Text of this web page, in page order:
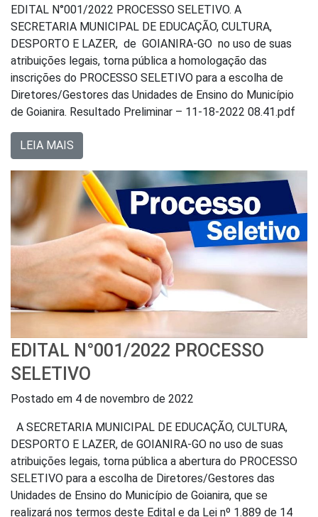
EDITAL N°001/2022 PROCESSO SELETIVO. A
SECRETARIA MUNICIPAL DE EDUCAÇÃO, CULTURA,
DESPORTO E LAZER, de GOIANIRA-GO no uso de suas
atribuições legais, torna pública a homologação das
inscrições do PROCESSO SELETIVO para a escolha de
Diretores/Gestores das Unidades de Ensino do Município
de Goianira. Resultado Preliminar – 11-18-2022 08.41.pdf
LEIA MAIS
EDITAL N°001/2022 PROCESSO
SELETIVO
Postado em 4 de novembro de 2022
A SECRETARIA MUNICIPAL DE EDUCAÇÃO, CULTURA,
DESPORTO E LAZER, de GOIANIRA-GO no uso de suas
atribuições legais, torna pública a abertura do PROCESSO
SELETIVO para a escolha de Diretores/Gestores das
Unidades de Ensino do Município de Goianira, que se
realizará nos termos deste Edital e da Lei nº 1.889 de 14